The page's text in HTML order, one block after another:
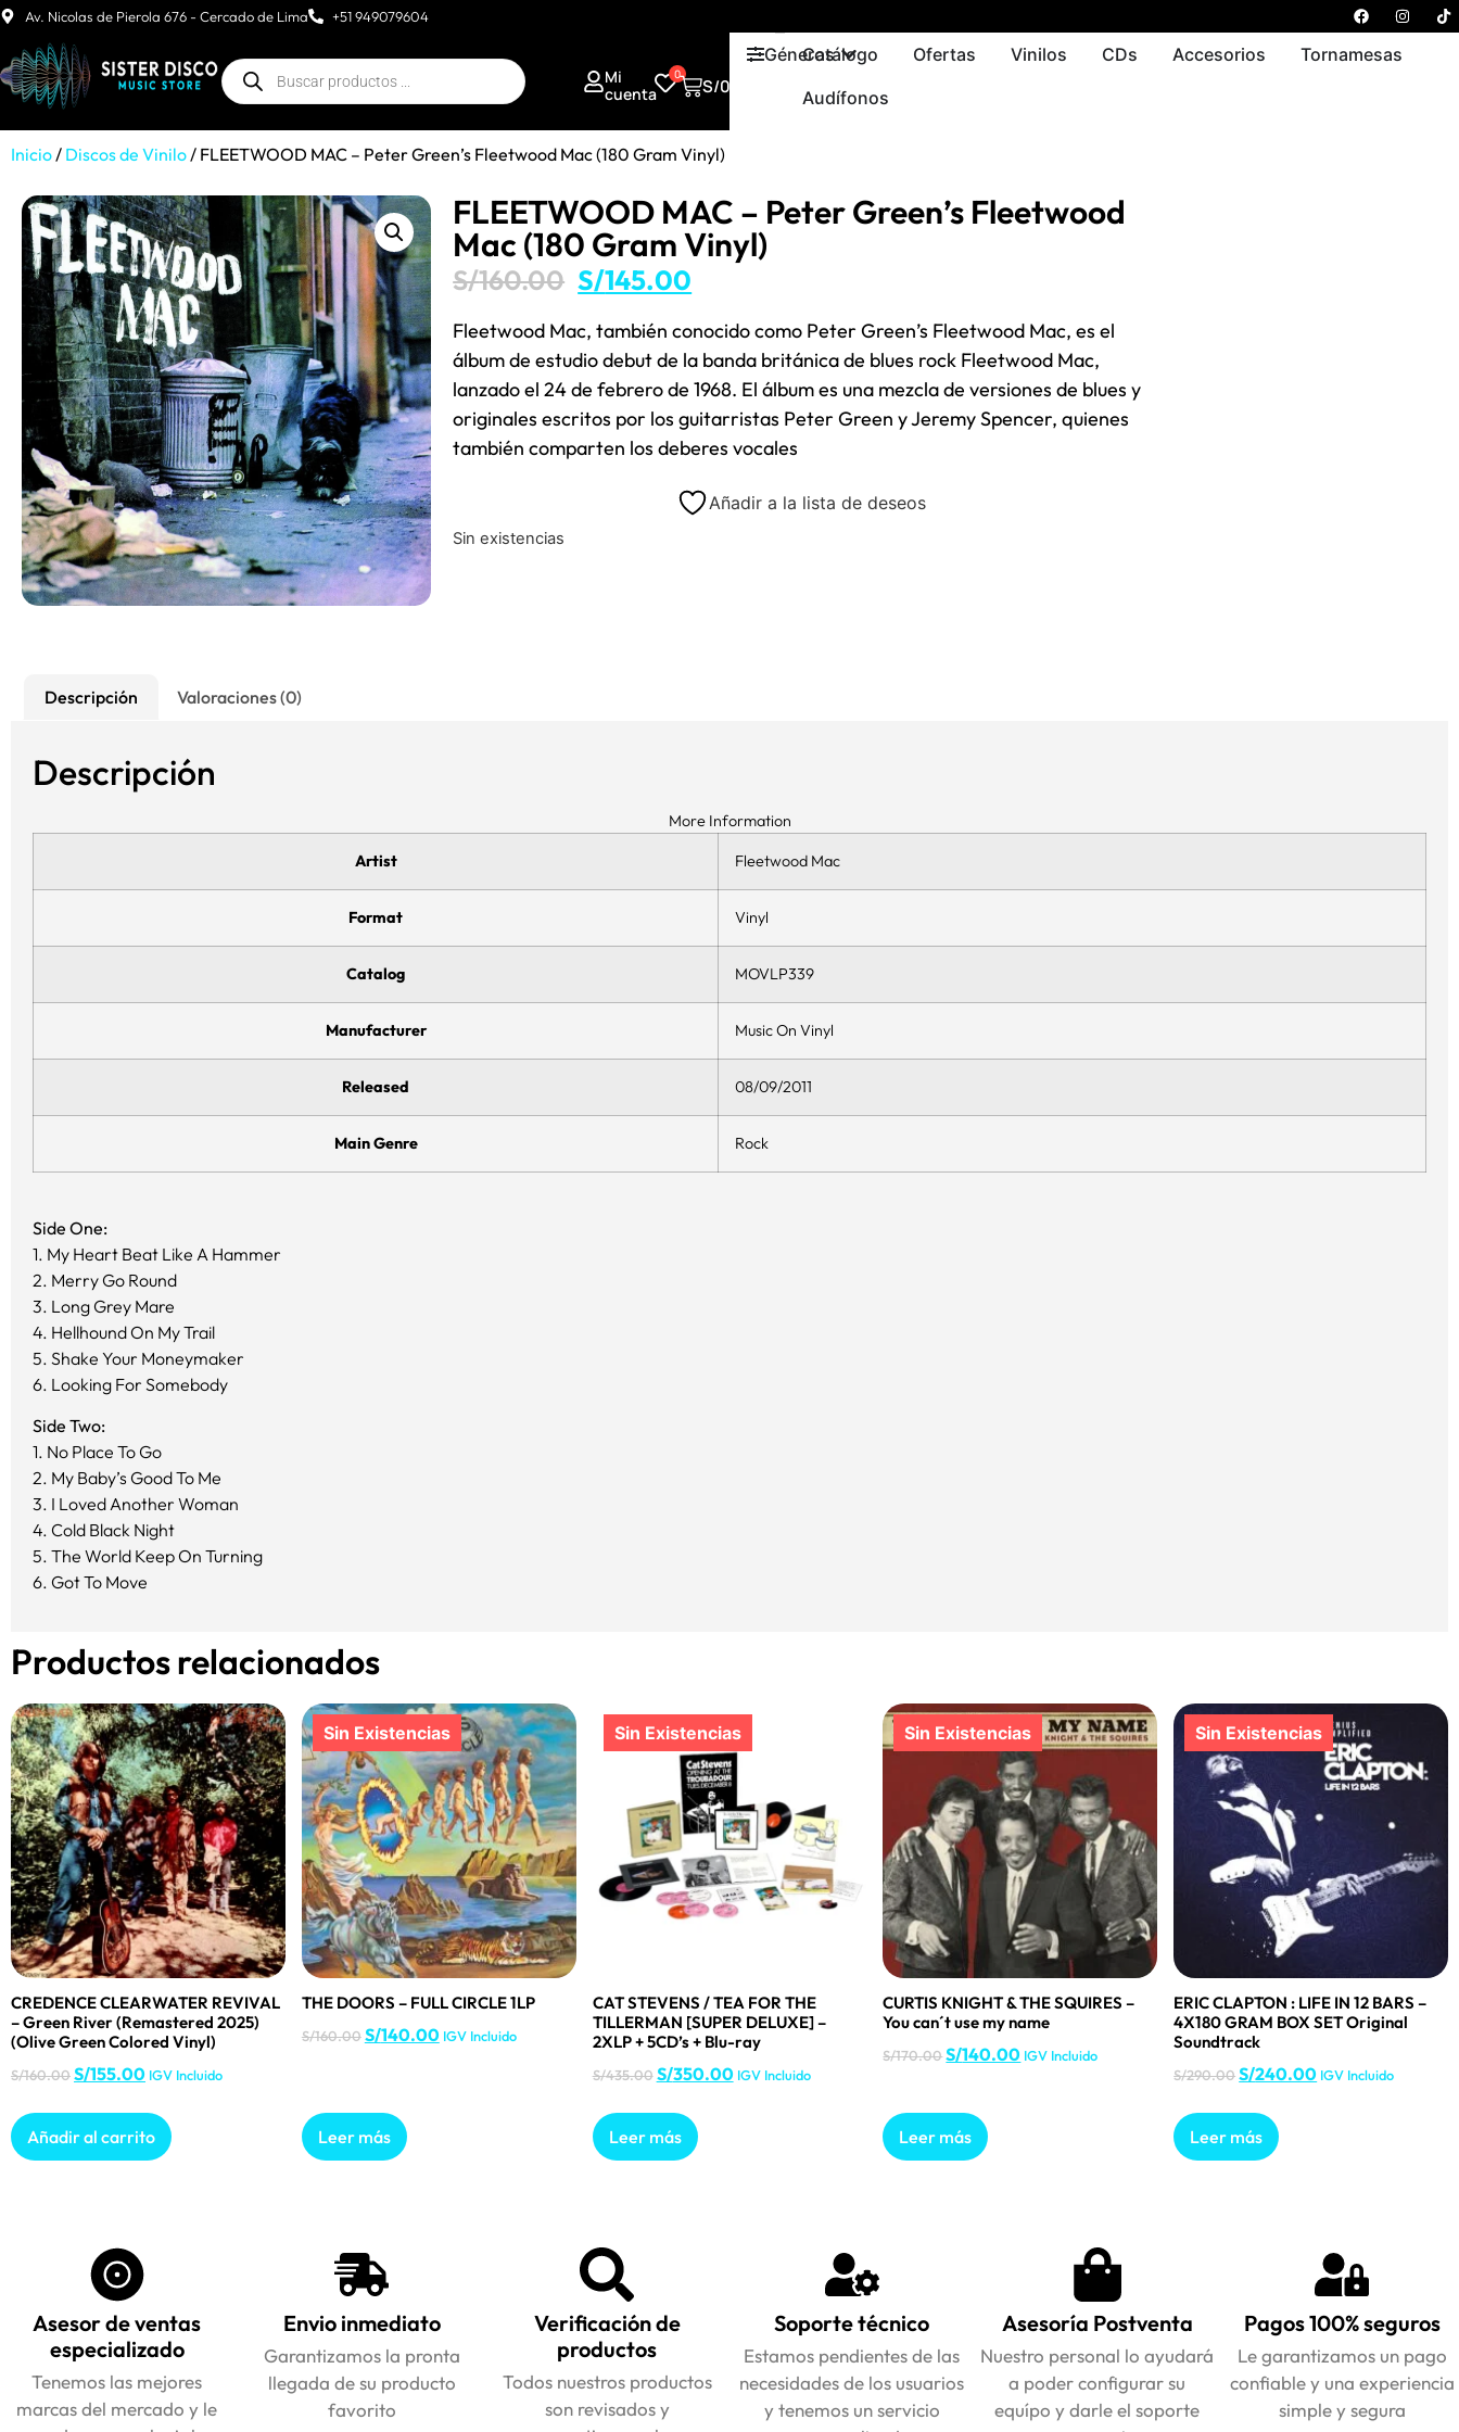
Av. Nicolas de Pierola 676 - Cercado de Lima +51 949079604
Mi
cuenta
0
S/0.00
GénerosCatálogo Ofertas Vinilos CDs Accesorios
Tornamesas
Audífonos
Inicio/ Discos de Vinilo/ FLEETWOOD MAC – Peter Green’s Fleetwood Mac (180 Gram Vinyl)
FLEETWOOD MAC – Peter Green’s Fleetwood
Mac (180 Gram Vinyl)
S/160.00 S/145.00
Fleetwood Mac, también conocido como Peter Green’s Fleetwood Mac, es el
álbum de estudio debut de la banda británica de blues rock Fleetwood Mac,
lanzado el 24 de febrero de 1968. El álbum es una mezcla de versiones de blues y
originales escritos por los guitarristas Peter Green y Jeremy Spencer, quienes
también comparten los deberes vocales
Añadir a la lista de deseos
Sin existencias
Descripción Valoraciones (0)
Descripción
More Information
Artist Fleetwood Mac
Format Vinyl
Catalog MOVLP339
Manufacturer Music On Vinyl
Released 08/09/2011
Main Genre Rock
Side One:
1. My Heart Beat Like A Hammer
2. Merry Go Round
3. Long Grey Mare
4. Hellhound On My Trail
5. Shake Your Moneymaker
6. Looking For Somebody
Side Two:
1. No Place To Go
2. My Baby’s Good To Me
3. I Loved Another Woman
4. Cold Black Night
5. The World Keep On Turning
6. Got To Move
Productos relacionados
CREDENCE CLEARWATER REVIVAL
– Green River (Remastered 2025)
(Olive Green Colored Vinyl)
S/160.00S/155.00 IGV Incluido
Añadir al carrito
THE DOORS – FULL CIRCLE 1LP
S/160.00 S/140.00 IGV Incluido
Leer más
CAT STEVENS / TEA FOR THE
TILLERMAN [SUPER DELUXE] –
2XLP + 5CD’s + Blu-ray
S/435.00 S/350.00 IGV Incluido
Leer más
CURTIS KNIGHT & THE SQUIRES –
You can´t use my name
S/170.00 S/140.00 IGV Incluido
Leer más
ERIC CLAPTON : LIFE IN 12 BARS –
4X180 GRAM BOX SET Original
Soundtrack
S/290.00S/240.00 IGV Incluido
Leer más
Asesor de ventas
especializado
Tenemos las mejores
marcas del mercado y le
Envio inmediato
Garantizamos la pronta
llegada de su producto
favorito
Verificación de
productos
Todos nuestros productos
son revisados y
Soporte técnico
Estamos pendientes de las
necesidades de los usuarios
y tenemos un servicio
Asesoría Postventa
Nuestro personal lo ayudará
a poder configurar su
equípo y darle el soporte
Pagos 100% seguros
Le garantizamos un pago
confiable y una experiencia
simple y segura